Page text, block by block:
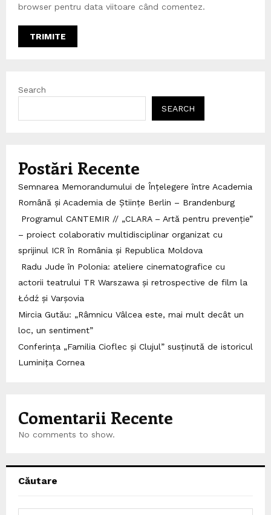
browser pentru data viitoare când comentez.
Search
SEARCH
Postări Recente
Semnarea Memorandumului de Înțelegere între Academia
Română și Academia de Științe Berlin – Brandenburg
Programul CANTEMIR // „CLARA – Artă pentru prevenție”
– proiect colaborativ multidisciplinar organizat cu
sprijinul ICR în România și Republica Moldova
Radu Jude în Polonia: ateliere cinematografice cu
actorii teatrului TR Warszawa și retrospective de film la
Łódź și Varșovia
Mircia Gutău: „Râmnicu Vâlcea este, mai mult decât un
loc, un sentiment”
Conferința „Familia Cioflec și Clujul” susținută de istoricul
Luminița Cornea
Comentarii Recente
No comments to show.
Căutare